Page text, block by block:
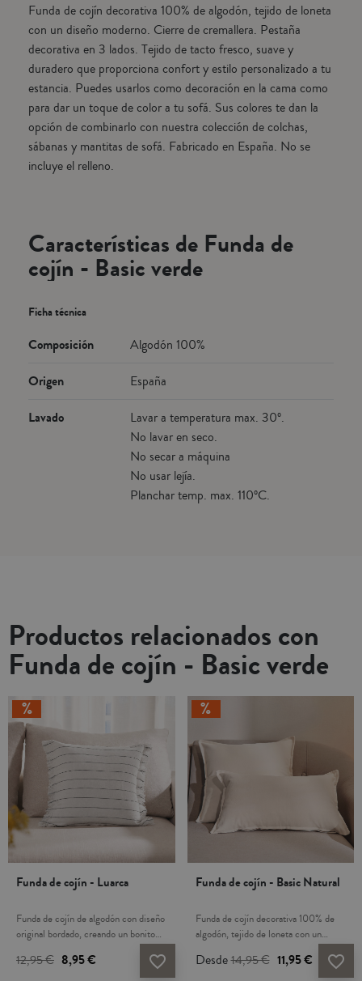
Funda de cojín decorativa 100% de algodón, tejido de loneta
con un diseño moderno. Cierre de cremallera. Pestaña
decorativa en 3 lados. Tejido de tacto fresco, suave y
duradero que proporciona confort y estilo personalizado a tu
estancia. Puedes usarlos como decoración en la cama como
para dar un toque de color a tu sofá. Sus colores te dan la
opción de combinarlo con nuestra colección de colchas,
sábanas y mantitas de sofá. Fabricado en España. No se
incluye el relleno.
Características de Funda de
cojín - Basic verde
Ficha técnica
Composición Algodón 100%
Origen España
Lavado
Lavar a temperatura max. 30º.
No lavar en seco.
No secar a máquina
No usar lejía.
Planchar temp. max. 110ºC.
Productos relacionados con
Funda de cojín - Basic verde
favorite_border
Funda de cojín - Luarca
Funda de cojín de algodón con diseño
original bordado, creando un bonito
cremallera. No incluye el relleno, ha
12,95 € 8,95 € favorite_border
Funda de cojín - Basic Natural
Funda de cojín decorativa 100% de
algodón, tejido de loneta con un
cremallera. Pestaña decorativa en 3
Desde14,95 € 11,95 €